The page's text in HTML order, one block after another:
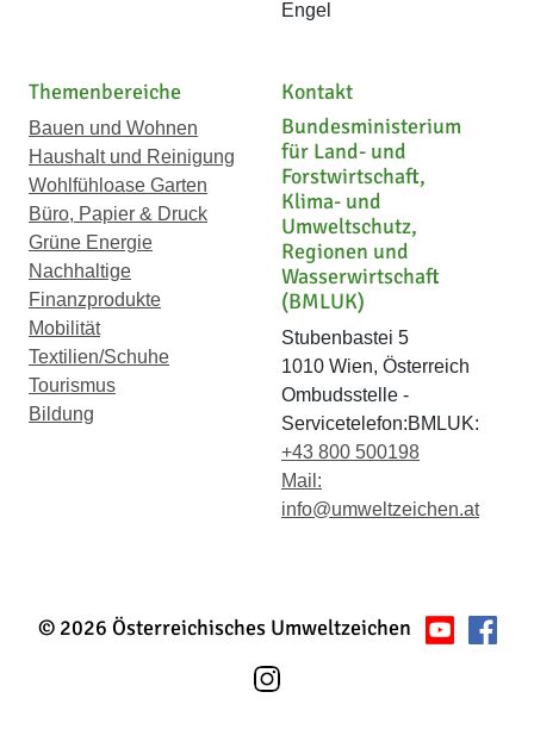
Engel
Themenbereiche
Bauen und Wohnen
Haushalt und Reinigung
Wohlfühloase Garten
Büro, Papier & Druck
Grüne Energie
Nachhaltige
Finanzprodukte
Mobilität
Textilien/Schuhe
Tourismus
Bildung
Kontakt
Bundesministerium
für Land- und
Forstwirtschaft,
Klima- und
Umweltschutz,
Regionen und
Wasserwirtschaft
(BMLUK)
Stubenbastei 5
1010 Wien, Österreich
Ombudsstelle -
Servicetelefon:BMLUK:
+43 800 500198
Mail:
info@umweltzeichen.at
© 2026 Österreichisches Umweltzeichen